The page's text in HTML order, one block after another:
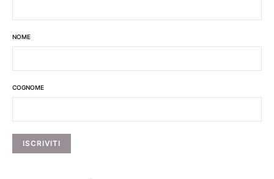
NOME
COGNOME